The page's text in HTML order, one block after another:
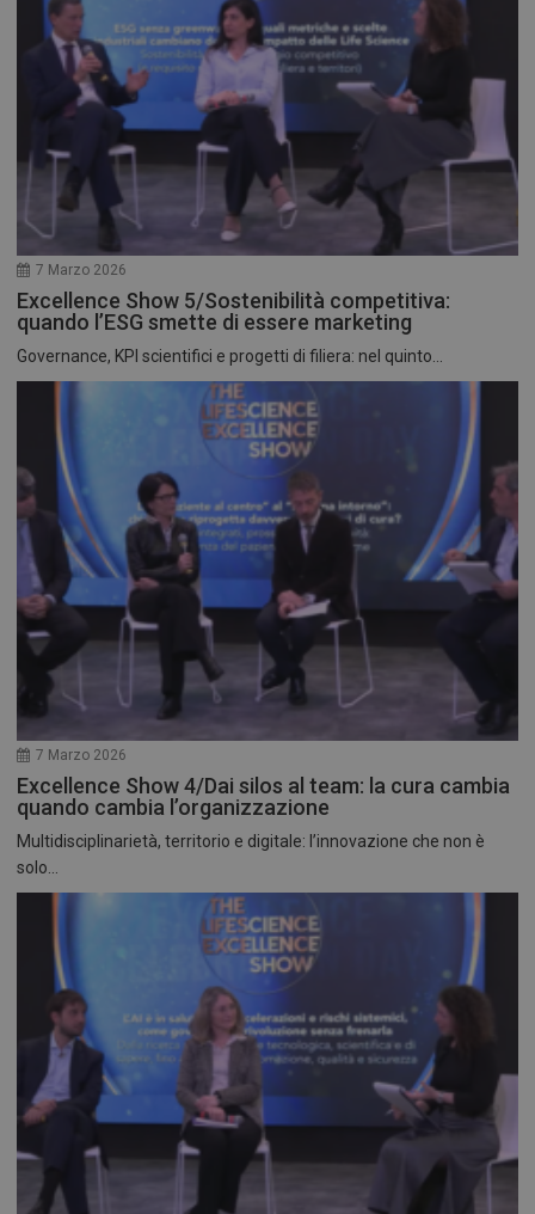
7 Marzo 2026
Excellence Show 5/Sostenibilità competitiva:
quando l’ESG smette di essere marketing
Governance, KPI scientifici e progetti di filiera: nel quinto...
7 Marzo 2026
Excellence Show 4/Dai silos al team: la cura cambia
quando cambia l’organizzazione
Multidisciplinarietà, territorio e digitale: l’innovazione che non è
solo...